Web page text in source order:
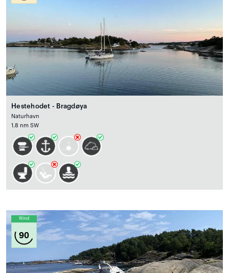
Hestehodet - Bragdøya
Naturhavn
1.8 nm SW
Wind
90